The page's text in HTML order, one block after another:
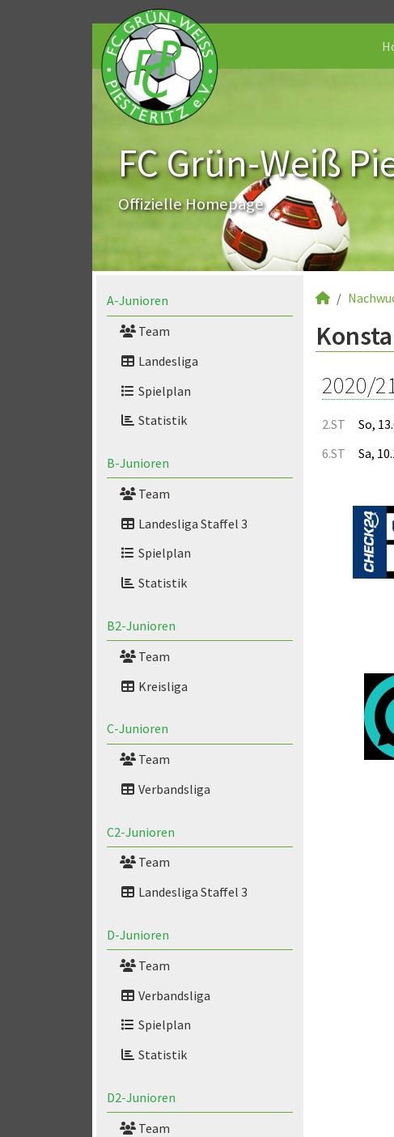
FC Grün-Weiß
Offizielle Homepage
A-Junioren
Team
Landesliga
Spielplan
Statistik
B-Junioren
Team
Landesliga Staffel 3
Spielplan
Statistik
B2-Junioren
Team
Kreisliga
C-Junioren
Team
Verbandsliga
C2-Junioren
Team
Landesliga Staffel 3
D-Junioren
Team
Verbandsliga
Spielplan
Statistik
D2-Junioren
Team
2020/
2.ST So,
6.ST Sa,